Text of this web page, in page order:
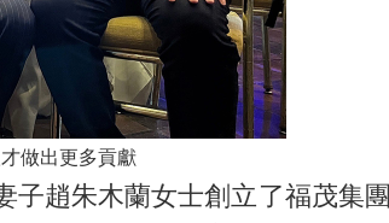
做出更多貢獻
趙朱木蘭女士創立了福茂集